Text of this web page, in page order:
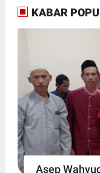
KABAR
Asep